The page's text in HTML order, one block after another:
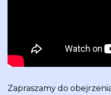
Zapraszamy do